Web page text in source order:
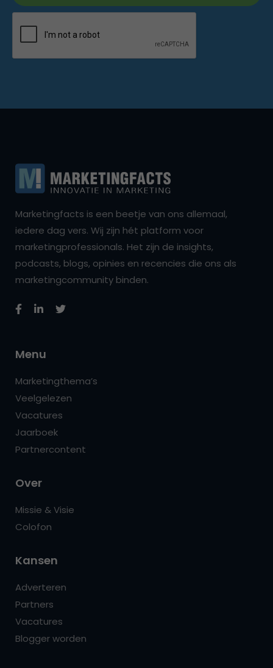
Marketingfacts is een beetje van ons allemaal,
iedere dag vers. Wij zijn hét platform voor
marketingprofessionals. Het zijn de insights,
podcasts, blogs, opinies en recencies die ons als
marketingcommunity binden.
Menu
Marketingthema’s
Veelgelezen
Vacatures
Jaarboek
Partnercontent
Over
Missie & Visie
Colofon
Kansen
Adverteren
Partners
Vacatures
Blogger worden